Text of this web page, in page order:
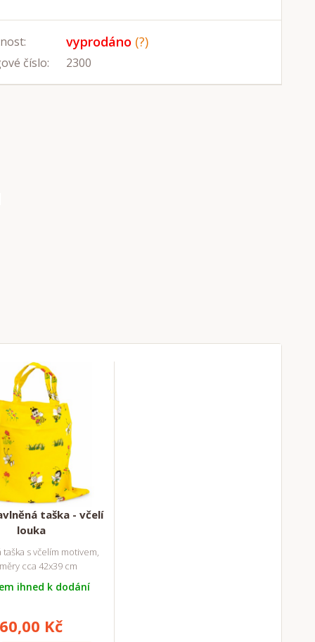
vyprodáno (?)
číslo: 2300
taška - včelí
louka
taška s včelím motivem,
cca 42x39 cm
ihned k dodání
60,00 Kč